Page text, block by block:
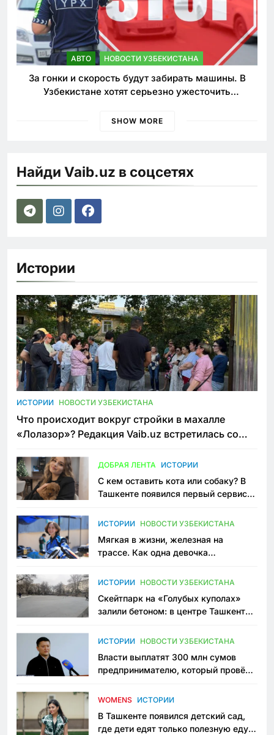
АВТО НОВОСТИ УЗБЕКИСТАНА
За гонки и скорость будут забирать машины. В
Узбекистане хотят серьезно ужесточить
SHOW MORE
Найди Vaib.uz в соцсетях
Истории
ИСТОРИИ НОВОСТИ УЗБЕКИСТАНА
Что происходит вокруг стройки в махалле
«Лолазор»? Редакция Vaib.uz встретилась со
ДОБРАЯ ЛЕНТА ИСТОРИИ
С кем оставить кота или собаку? В
Ташкенте появился первый сервис
ИСТОРИИ НОВОСТИ УЗБЕКИСТАНА
Мягкая в жизни, железная на
трассе. Как одна девочка
Узбекистане
ИСТОРИИ НОВОСТИ УЗБЕКИСТАНА
Скейтпарк на «Голубых куполах»
залили бетоном: в центре Ташкента
пространство
ИСТОРИИ НОВОСТИ УЗБЕКИСТАНА
Власти выплатят 300 млн сумов
предпринимателю, который провёл
приговору
WOMENS ИСТОРИИ
В Ташкенте появился детский сад,
где дети едят только полезную еду.